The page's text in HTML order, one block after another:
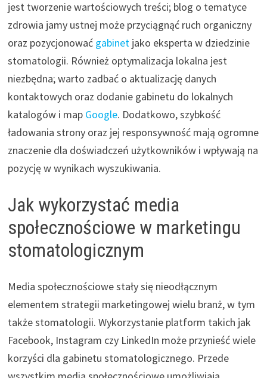
jest tworzenie wartościowych treści; blog o tematyce
zdrowia jamy ustnej może przyciągnąć ruch organiczny
oraz pozycjonować gabinetjako eksperta w dziedzinie
stomatologii. Również optymalizacja lokalna jest
niezbędna; warto zadbać o aktualizację danych
kontaktowych oraz dodanie gabinetu do lokalnych
katalogów i map Google. Dodatkowo, szybkość
ładowania strony oraz jej responsywność mają ogromne
znaczenie dla doświadczeń użytkowników i wpływają na
pozycję w wynikach wyszukiwania.
Jak wykorzystać media
społecznościowe w marketingu
stomatologicznym
Media społecznościowe stały się nieodłącznym
elementem strategii marketingowej wielu branż, w tym
także stomatologii. Wykorzystanie platform takich jak
Facebook, Instagram czy LinkedIn może przynieść wiele
korzyści dla gabinetu stomatologicznego. Przede